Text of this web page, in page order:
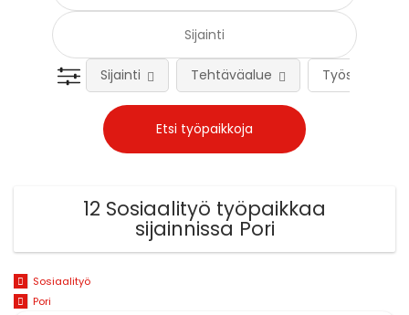
Työsuhteen
Sijainti Tehtäväalue
12 Sosiaalityö työpaikkaa
sijainnissa Pori
Sosiaalityö
Pori